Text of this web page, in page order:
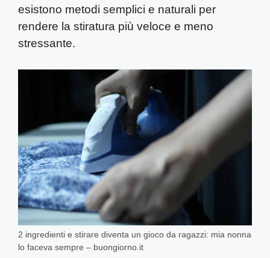
esistono metodi semplici e naturali per
rendere la stiratura più veloce e meno
stressante.
2 ingredienti e stirare diventa un gioco da ragazzi: mia nonna
lo faceva sempre – buongiorno.it